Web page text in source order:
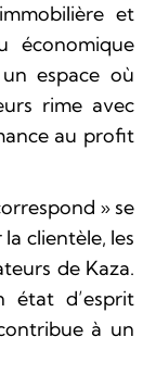
et
économique
espace où
rime avec
au profit
» se
clientèle, les
de Kaza.
état d’esprit
à un